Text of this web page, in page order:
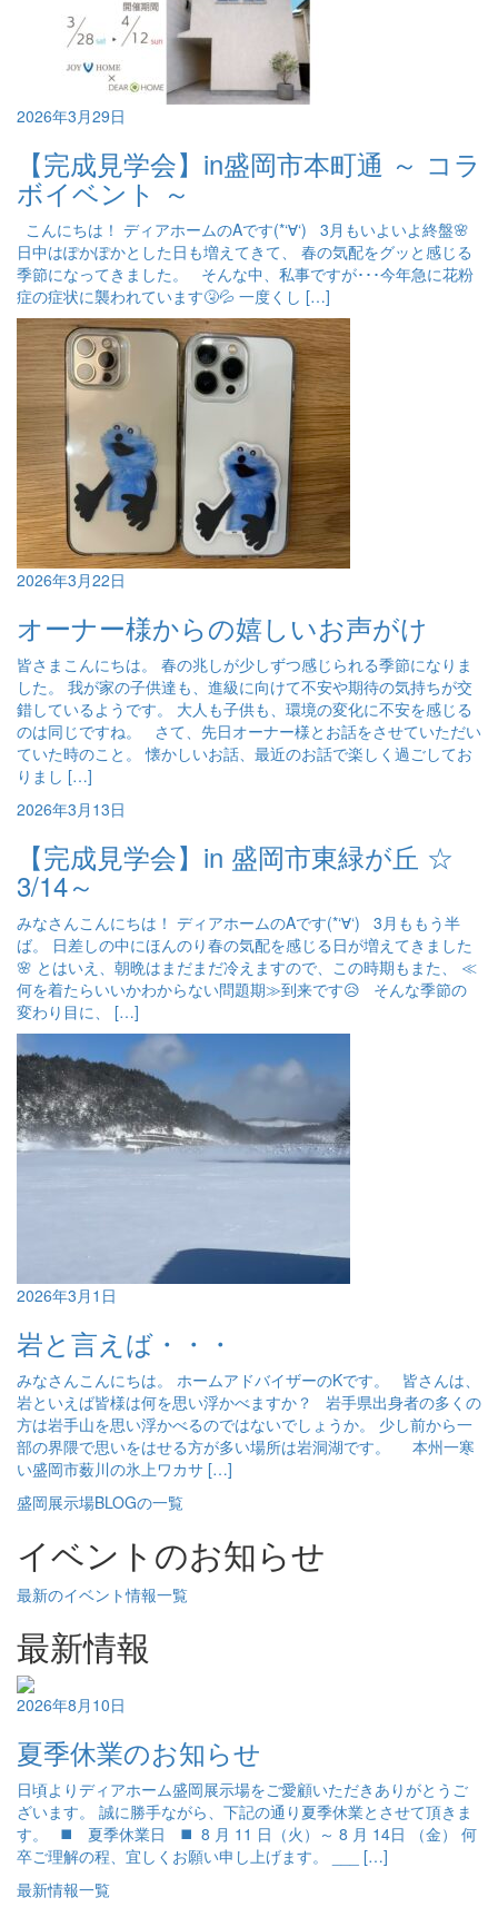
2026年3月29日
【完成見学会】in盛岡市本町通 ～ コラ
ボイベント ～
こんにちは！ ディアホームのAです(*‘∀‘) 3月もいよいよ終盤🌸
日中はぽかぽかとした日も増えてきて、 春の気配をグッと感じる
季節になってきました。 そんな中、私事ですが･･･今年急に花粉
症の症状に襲われています🤧💦 一度くし […]
2026年3月22日
オーナー様からの嬉しいお声がけ
皆さまこんにちは。 春の兆しが少しずつ感じられる季節になりま
した。 我が家の子供達も、進級に向けて不安や期待の気持ちが交
錯しているようです。 大人も子供も、環境の変化に不安を感じる
のは同じですね。 さて、先日オーナー様とお話をさせていただい
ていた時のこと。 懐かしいお話、最近のお話で楽しく過ごしてお
りまし […]
2026年3月13日
【完成見学会】in 盛岡市東緑が丘 ☆
3/14～
みなさんこんにちは！ ディアホームのAです(*‘∀‘) 3月ももう半
ば。 日差しの中にほんのり春の気配を感じる日が増えてきました
🌸 とはいえ、朝晩はまだまだ冷えますので、この時期もまた、 ≪
何を着たらいいかわからない問題期≫到来です😥 そんな季節の
変わり目に、 […]
2026年3月1日
岩と言えば・・・
みなさんこんにちは。 ホームアドバイザーのKです。 皆さんは、
岩といえば皆様は何を思い浮かべますか？ 岩手県出身者の多くの
方は岩手山を思い浮かべるのではないでしょうか。 少し前から一
部の界隈で思いをはせる方が多い場所は岩洞湖です。 本州一寒
い盛岡市薮川の氷上ワカサ […]
盛岡展示場BLOGの一覧
イベントのお知らせ
最新のイベント情報一覧
最新情報
2026年8月10日
夏季休業のお知らせ
日頃よりディアホーム盛岡展示場をご愛顧いただきありがとうご
ざいます。 誠に勝手ながら、下記の通り夏季休業とさせて頂きま
す。 ◼️ 夏季休業日 ◼️ 8 月 11 日（火）～ 8 月 14日 （金） 何
卒ご理解の程、宜しくお願い申し上げます。 ___ […]
最新情報一覧